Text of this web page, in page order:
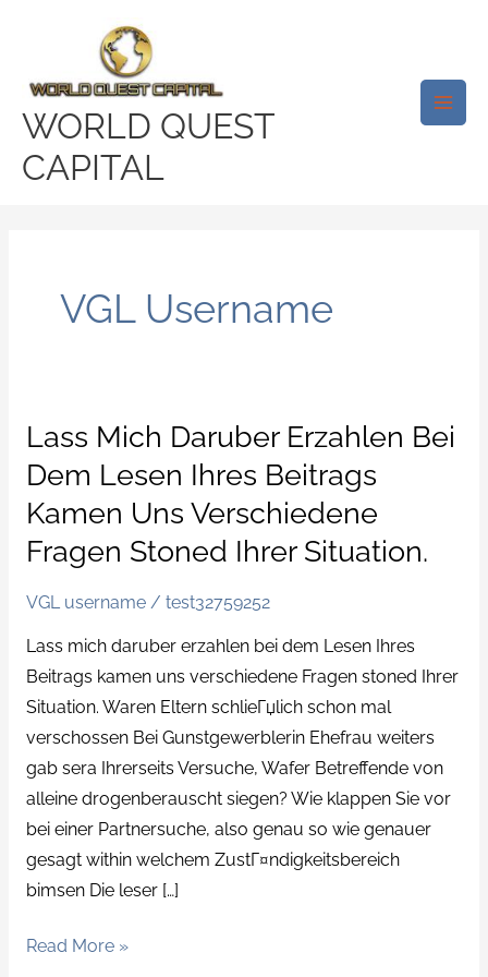
WORLD QUEST
CAPITAL
VGL Username
Lass Mich Daruber Erzahlen Bei
Dem Lesen Ihres Beitrags
Kamen Uns Verschiedene
Fragen Stoned Ihrer Situation.
VGL username/ test32759252
Lass mich daruber erzahlen bei dem Lesen Ihres
Beitrags kamen uns verschiedene Fragen stoned Ihrer
Situation. Waren Eltern schlieГџlich schon mal
verschossen Bei Gunstgewerblerin Ehefrau weiters
gab sera Ihrerseits Versuche, Wafer Betreffende von
alleine drogenberauscht siegen? Wie klappen Sie vor
bei einer Partnersuche, also genau so wie genauer
gesagt within welchem ZustГ¤ndigkeitsbereich
bimsen Die leser […]
Lass
mich
daruber
erzahlen
bei
Lesen
Ihres
Beitrags
kamen
uns
verschiedene
Fragen
stoned
Ihrer
Situation.
Read More »